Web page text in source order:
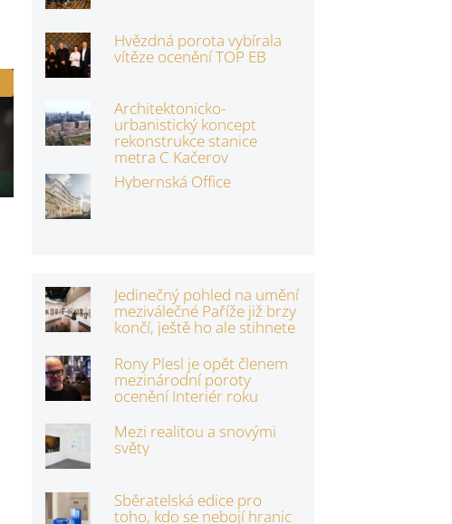
Hvězdná porota vybírala
vítěze ocenění TOP EB
Architektonicko-
urbanistický koncept
rekonstrukce stanice
metra C Kačerov
Hybernská Office
Jedinečný pohled na umění
meziválečné Paříže již brzy
končí, ještě ho ale stihnete
Rony Plesl je opět členem
mezinárodní poroty
ocenění Interiér roku
Mezi realitou a snovými
světy
Sběratelská edice pro
toho, kdo se nebojí hranic